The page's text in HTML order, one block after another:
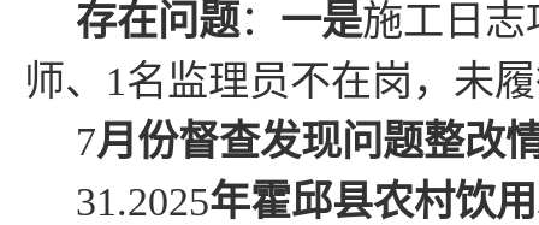
存在问题： 一是施工日志
师、 1名监理员不在岗，未
7月份督查发现问题整改
31.2025年霍邱县农村饮